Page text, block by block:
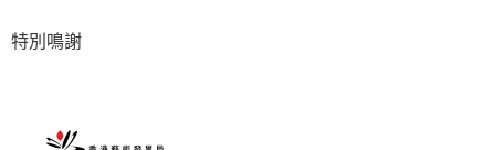
特別鳴謝